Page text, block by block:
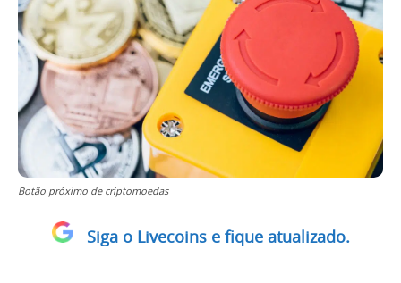
Botão próximo de criptomoedas
Siga o Livecoins e fique atualizado.